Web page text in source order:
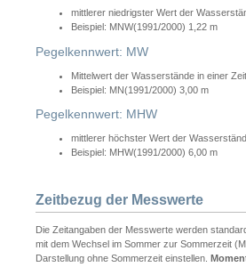
mittlerer niedrigster Wert der
Beispiel: MNW(1991/2000) 1,22 m
Pegelkennwert: MW
Mittelwert der Wasserstände in einer
Beispiel: MN(1991/2000) 3,00 m
Pegelkennwert: MHW
mittlerer höchster Wert der
Beispiel: MHW(1991/2000) 6,00 m
Zeitbezug der Messwerte
Die Zeitangaben der Messwerte werden
mit dem Wechsel im Sommer zur Sommerzeit
Darstellung ohne Sommerzeit einstellen.